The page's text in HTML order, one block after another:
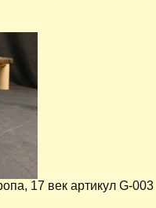
17 век артикул G-003